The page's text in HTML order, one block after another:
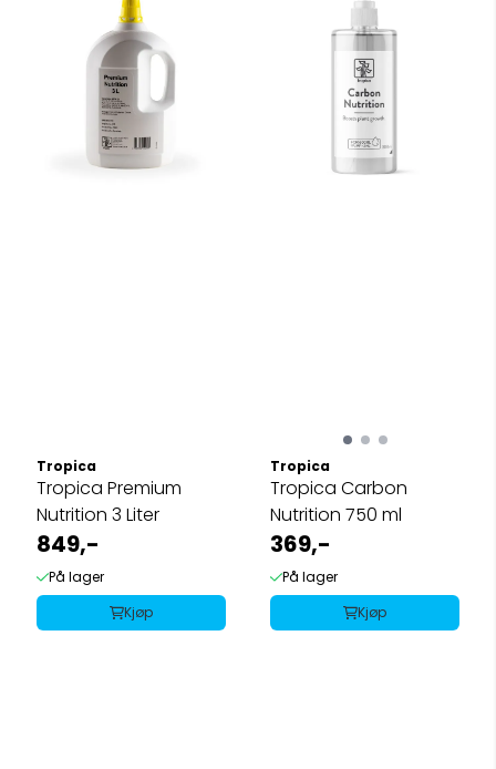
Tropica
Tropica Premium
Nutrition 3 Liter
849,-
På lager
Kjøp
Tropica
Tropica Carbon
Nutrition 750 ml
369,-
På lager
Kjøp